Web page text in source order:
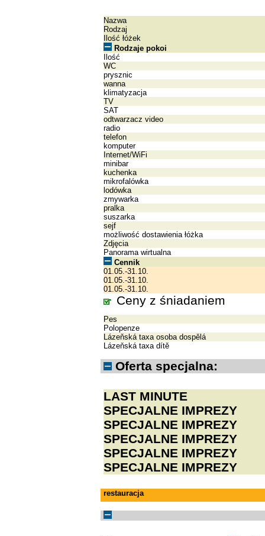
Nazwa
Rodzaj
Ilość łóżek
Rodzaje pokoi
Ilość
WC
prysznic
wanna
klimatyzacja
TV
SAT
odtwarzacz video
radio
telefon
komputer
Internet/WiFi
minibar
kuchenka
mikrofalówka
lodówka
zmywarka
pralka
suszarka
sejf
możliwość dostawienia łóżka
Zdjęcia
Panorama wirtualna
Cennik
01.05.-31.10.
01.05.-31.10.
01.05.-31.10.
Ceny z śniadaniem
Pes
Polopenze
Lázeňská taxa osoba dospělá
Lázeňská taxa dítě
Oferta specjalna:
LAST MINUTE
SPECJALNE IMPREZY
SPECJALNE IMPREZY
SPECJALNE IMPREZY
SPECJALNE IMPREZY
SPECJALNE IMPREZY
restauracja